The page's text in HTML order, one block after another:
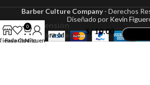
Barber Culture Company- Derechos
Diseñado por Kevin
Repuesto
Resorte de
Tensión
para Magic
Clip
S/10.00
Favoritos
0
Carrito
Mi cuenta